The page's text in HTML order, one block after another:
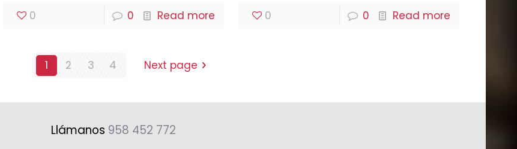
0 0 Read more 0 0 Read more
1 2 3 4 Next page
Llámanos 958 452 772